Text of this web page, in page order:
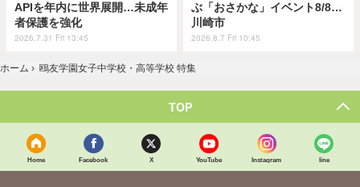
APIを年内に世界展開…未成年
者保護を強化
2026.7.31 Fri 13:45
ぶ「おさかな」イベント8/8…
川崎市
2026.8.7 Fri 10:45
ホーム › 鴎友学園女子中学校・高等学校 特集
TOP
Home Facebook X YouTube Instagram line